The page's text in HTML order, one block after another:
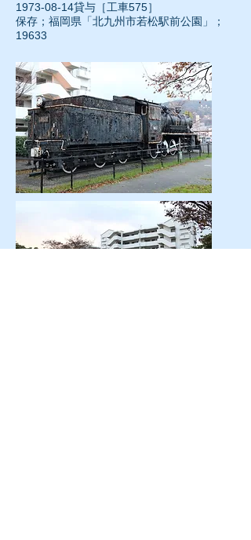
1973-08-14貸与［工車575］
保存；福岡県「北九州市若松駅前公園」；
19633